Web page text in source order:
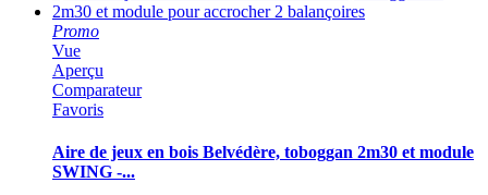
Promo
Vue
Aperçu
Comparateur
Favoris
Aire de jeux en bois Belvédère, toboggan 2m30 et module
SWING -...